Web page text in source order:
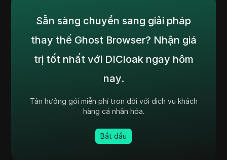
Sẵn sàng chuyển sang giải pháp
thay thế Ghost Browser? Nhận giá
trị tốt nhất với DICloak ngay hôm
nay.
Tận hưởng gói miễn phí trọn đời với dịch vụ khách
hàng cá nhân hóa.
Bắt đầu